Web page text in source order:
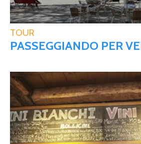
TOUR
PASSEGGIANDO PER